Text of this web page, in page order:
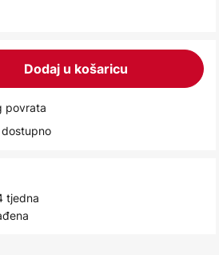
Dodaj u košaricu
povrata
tjedna